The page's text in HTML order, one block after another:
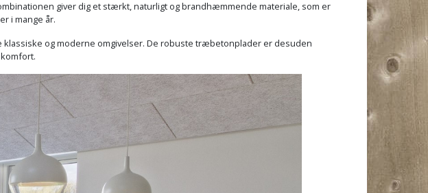
giver dig et stærkt, naturligt og brandhæmmende materiale, som er
i mange år.
og moderne omgivelser. De robuste træbetonplader er desuden